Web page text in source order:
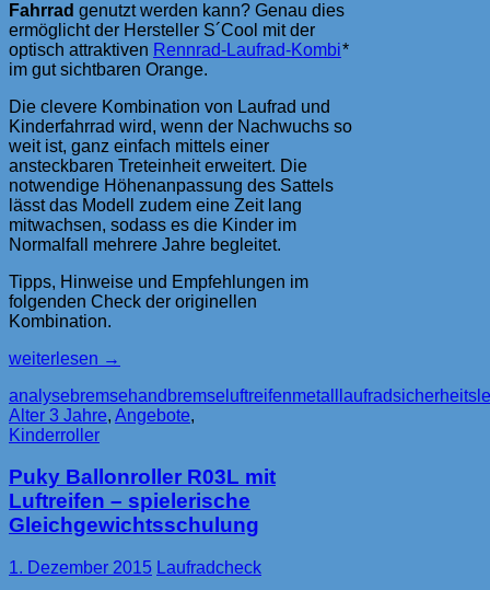
Fahrrad genutzt werden kann? Genau dies
ermöglicht der Hersteller S´Cool mit der
optisch attraktiven Rennrad-Laufrad-Kombi*
im gut sichtbaren Orange.
Die clevere Kombination von Laufrad und
Kinderfahrrad wird, wenn der Nachwuchs so
weit ist, ganz einfach mittels einer
ansteckbaren Treteinheit erweitert. Die
notwendige Höhenanpassung des Sattels
lässt das Modell zudem eine Zeit lang
mitwachsen, sodass es die Kinder im
Normalfall mehrere Jahre begleitet.
Tipps, Hinweise und Empfehlungen im
folgenden Check der originellen
Kombination.
Rennrad
Laufrad
von
S
–
die
Kombi
für
bis
weiterlesen →
analysebremsehandbremse luftreifenmetalllaufrad
Alter 3 Jahre, Angebote,
Kinderroller
Puky Ballonroller R03L mit
Luftreifen – spielerische
Gleichgewichtsschulung
1. Dezember 2015 Laufradcheck